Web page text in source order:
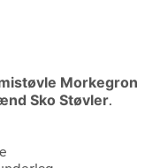
Morkegron
Sko Støvler.